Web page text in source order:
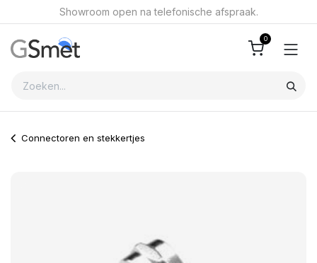
Overslaan naar inhoudShowroom open na telefonische afspraak.
0
Connectoren en stekkertjes